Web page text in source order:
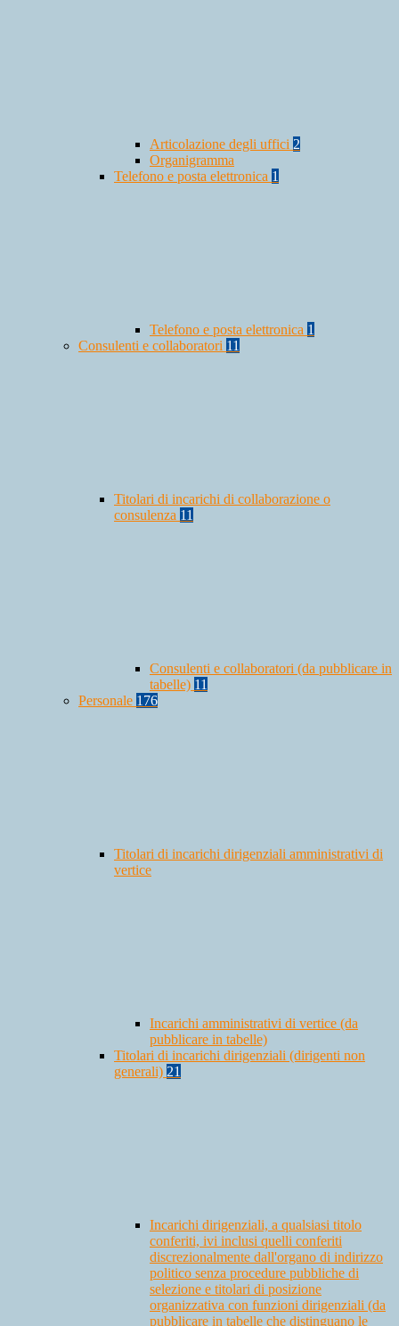
Articolazione degli uffici 2
Organigramma
Telefono e posta elettronica 1
Telefono e posta elettronica 1
Consulenti e collaboratori 11
Titolari di incarichi di collaborazione o
consulenza 11
Consulenti e collaboratori (da pubblicare in
tabelle) 11
Personale 176
Titolari di incarichi dirigenziali amministrativi di
vertice
Incarichi amministrativi di vertice (da
pubblicare in tabelle)
Titolari di incarichi dirigenziali (dirigenti non
generali) 21
Incarichi dirigenziali, a qualsiasi titolo
conferiti, ivi inclusi quelli conferiti
discrezionalmente dall'organo di indirizzo
politico senza procedure pubbliche di
selezione e titolari di posizione
organizzativa con funzioni dirigenziali (da
pubblicare in tabelle che distinguano le